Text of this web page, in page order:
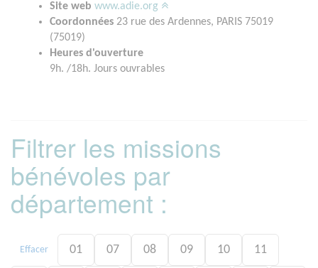
Site web www.adie.org
Coordonnées 23 rue des Ardennes, PARIS 75019
(75019)
Heures d'ouverture
9h. /18h. Jours ouvrables
Filtrer les missions
bénévoles par
département :
Effacer 01 07 08 09 10 11